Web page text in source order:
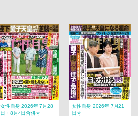
女性自身 2026年 7月28
日・8月4日合併号
女性自身 2026年 7月21
日号